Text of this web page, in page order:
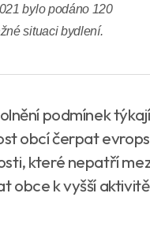
bylo podáno 120
situaci bydlení.
podmínek
obcí čerpat
které nepatří
obce k vyšší